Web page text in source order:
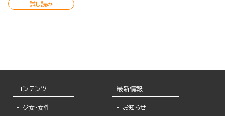
試し読み
コンテンツ
少女・女性
最新情報
お知らせ